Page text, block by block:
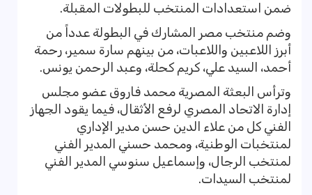
ضمن استعدادات المنتخب للبطولات المقبلة.
وضم منتخب مصر المشارك في البطولة عدداً من
أبرز اللاعبين واللاعبات، من بينهم سارة سمير، رحمة
أحمد، السيد علي، كريم كحلة، وعبد الرحمن يونس.
وترأس البعثة المصرية محمد فاروق عضو مجلس
إدارة الاتحاد المصري لرفع الأثقال، فيما يقود الجهاز
الفني كل من علاء الدين حسن مدير الإداري
لمنتخبات الوطنية، ومحمد حسني المدير الفني
لمنتخب الرجال، وإسماعيل سنوسي المدير الفني
لمنتخب السيدات.